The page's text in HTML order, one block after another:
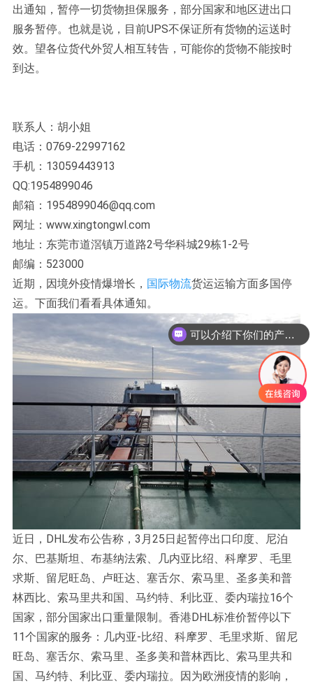
出通知，暂停一切货物担保服务，部分国家和地区进出口
服务暂停。也就是说，目前UPS不保证所有货物的运送时
效。望各位货代外贸人相互转告，可能你的货物不能按时
到达。
联系人：胡小姐
电话：0769-22997162
手机：13059443913
QQ:1954899046
邮箱：1954899046@qq.com
网址：www.xingtongwl.com
地址：东莞市道滘镇万道路2号华科城29栋1-2号
邮编：523000
近期，因境外疫情爆增长， 国际物流货运运输方面多国停
运。下面我们看看具体通知。
近日，DHL发布公告称，3月25日起暂停出口印度、尼泊
尔、巴基斯坦、布基纳法索、几内亚比绍、科摩罗、毛里
求斯、留尼旺岛、卢旺达、塞舌尔、索马里、圣多美和普
林西比、索马里共和国、马约特、利比亚、委内瑞拉16个
国家，部分国家出口重量限制。香港DHL标准价暂停以下
11个国家的服务：几内亚-比绍、科摩罗、毛里求斯、留尼
旺岛、塞舌尔、索马里、圣多美和普林西比、索马里共和
国、马约特、利比亚、委内瑞拉。因为欧洲疫情的影响，
可以介绍下你们的产品么？